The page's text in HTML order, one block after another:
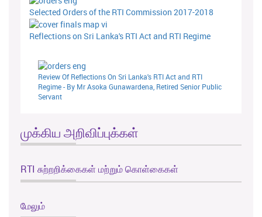
Selected Orders of the RTI Commission 2017-2018
Reflections on Sri Lanka's RTI Act and RTI Regime
Review Of Reflections On Sri Lanka's RTI Act and RTI
Regime - By Mr Asoka Gunawardena, Retired Senior Public
Servant
முக்கிய அறிவிப்புக்கள்
RTI சுற்றறிக்கைகள் மற்றும் கொள்கைகள்
மேலும்